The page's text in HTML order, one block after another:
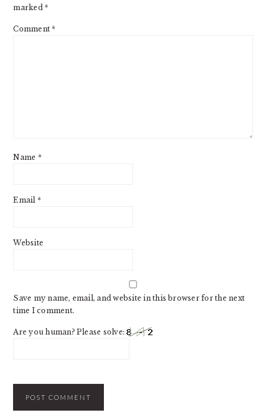
marked*
Comment*
Name *
Email *
Website
Save my name, email, and website in this browser for the next
time I comment.
Are you human? Please solve: